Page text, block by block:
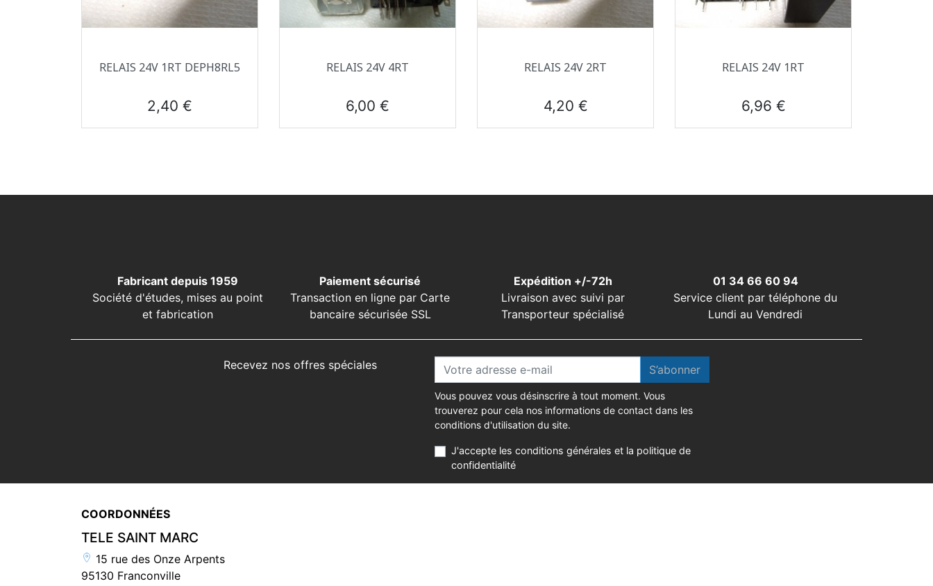
Aperçu rapide
RELAIS 24V 1RT DEPH8RL5
Prix
2,40 €
Aperçu rapide
RELAIS 24V 4RT
Prix
6,00 €
Aperçu rapide
RELAIS 24V 2RT
Prix
4,20 €
Aperçu rapide
RELAIS 24V 1RT
Prix
6,96 €
Fabricant depuis 1959
Société d'études, mises au point
et fabrication
Paiement sécurisé
Transaction en ligne par Carte
bancaire sécurisée SSL
Expédition +/-72h
Livraison avec suivi par
Transporteur spécialisé
01 34 66 60 94
Service client par téléphone du
Lundi au Vendredi
Recevez nos offres spéciales S’abonner
Vous pouvez vous désinscrire à tout moment. Vous
trouverez pour cela nos informations de contact dans les
conditions d'utilisation du site.
J'accepte les conditions générales et la politique de
confidentialité
COORDONNÉES
TELE SAINT MARC
15 rue des Onze Arpents
95130 Franconville